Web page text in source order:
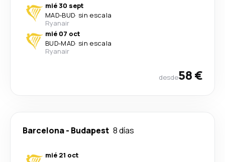
mié 30 sept
MAD-BUD· sin escala
Ryanair
mié 07 oct
BUD-MAD· sin escala
Ryanair
desde58 €
Barcelona- Budapest 8 días
mié 21 oct